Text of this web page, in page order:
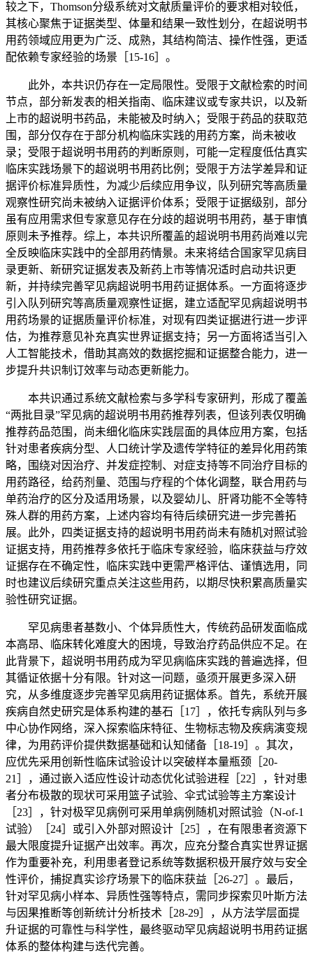
较之下，Thomson分级系统对文献质量评价的要求相对较低，
其核心聚焦于证据类型、体量和结果一致性划分，在超说明书
用药领域应用更为广泛、成熟，其结构简洁、操作性强，更适
配依赖专家经验的场景［15-16］。
此外，本共识仍存在一定局限性。受限于文献检索的时间
节点，部分新发表的相关指南、临床建议或专家共识，以及新
上市的超说明书药品，未能被及时纳入；受限于药品的获取范
围，部分仅存在于部分机构临床实践的用药方案，尚未被收
录；受限于超说明书用药的判断原则，可能一定程度低估真实
临床实践场景下的超说明书用药比例；受限于方法学差异和证
据评价标准异质性，为减少后续应用争议，队列研究等高质量
观察性研究尚未被纳入证据评价体系；受限于证据级别，部分
虽有应用需求但专家意见存在分歧的超说明书用药，基于审慎
原则未予推荐。综上，本共识所覆盖的超说明书用药尚难以完
全反映临床实践中的全部用药情景。未来将结合国家罕见病目
录更新、新研究证据发表及新药上市等情况适时启动共识更
新，并持续完善罕见病超说明书用药证据体系。一方面将逐步
引入队列研究等高质量观察性证据，建立适配罕见病超说明书
用药场景的证据质量评价标准，对现有四类证据进行进一步评
估，为推荐意见补充真实世界证据支持；另一方面将适当引入
人工智能技术，借助其高效的数据挖掘和证据整合能力，进一
步提升共识制订效率与动态更新能力。
本共识通过系统文献检索与多学科专家研判，形成了覆盖
“两批目录”罕见病的超说明书用药推荐列表，但该列表仅明确
推荐药品范围，尚未细化临床实践层面的具体应用方案，包括
针对患者疾病分型、人口统计学及遗传学特征的差异化用药策
略，围绕对因治疗、并发症控制、对症支持等不同治疗目标的
用药路径，给药剂量、范围与疗程的个体化调整，联合用药与
单药治疗的区分及适用场景，以及婴幼儿、肝肾功能不全等特
殊人群的用药方案，上述内容均有待后续研究进一步完善拓
展。此外，四类证据支持的超说明书用药尚未有随机对照试验
证据支持，用药推荐多依托于临床专家经验，临床获益与疗效
证据存在不确定性，临床实践中更需严格评估、谨慎选用，同
时也建议后续研究重点关注这些用药，以期尽快积累高质量实
验性研究证据。
罕见病患者基数小、个体异质性大，传统药品研发面临成
本高昂、临床转化难度大的困境，导致治疗药品供应不足。在
此背景下，超说明书用药成为罕见病临床实践的普遍选择，但
其循证依据十分有限。针对这一问题，亟须开展更多深入研
究，从多维度逐步完善罕见病用药证据体系。首先，系统开展
疾病自然史研究是体系构建的基石［17］，依托专病队列与多
中心协作网络，深入探索临床特征、生物标志物及疾病演变规
律，为用药评价提供数据基础和认知储备［18-19］。其次，
应优先采用创新性临床试验设计以突破样本量瓶颈［20-
21］，通过嵌入适应性设计动态优化试验进程［22］，针对患
者分布极散的现状可采用篮子试验、伞式试验等主方案设计
［23］，针对极罕见病例可采用单病例随机对照试验（N-of-1
试验）［24］或引入外部对照设计［25］，在有限患者资源下
最大限度提升证据产出效率。再次，应充分整合真实世界证据
作为重要补充，利用患者登记系统等数据积极开展疗效与安全
性评价，捕捉真实诊疗场景下的临床获益［26-27］。最后，
针对罕见病小样本、异质性强等特点，需同步探索贝叶斯方法
与因果推断等创新统计分析技术［28-29］，从方法学层面提
升证据的可靠性与科学性，最终驱动罕见病超说明书用药证据
体系的整体构建与迭代完善。